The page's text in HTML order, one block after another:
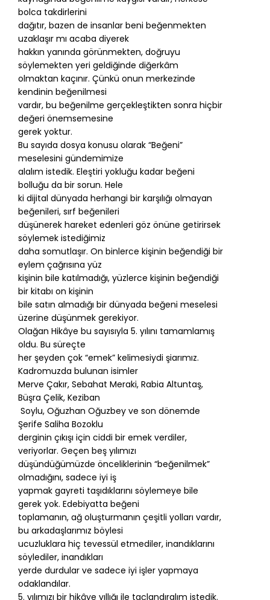
bolca takdirlerini
dağıtır, bazen de insanlar beni beğenmekten
uzaklaşır mı acaba diyerek
hakkın yanında görünmekten, doğruyu
söylemekten yeri geldiğinde diğerkâm
olmaktan kaçınır. Çünkü onun merkezinde
kendinin beğenilmesi
vardır, bu beğenilme gerçekleştikten sonra hiçbir
değeri önemsemesine
gerek yoktur.
Bu sayıda dosya konusu olarak “Beğeni”
meselesini gündemimize
alalım istedik. Eleştiri yokluğu kadar beğeni
bolluğu da bir sorun. Hele
ki dijital dünyada herhangi bir karşılığı olmayan
beğenileri, sırf beğenileri
düşünerek hareket edenleri göz önüne getirirsek
söylemek istediğimiz
daha somutlaşır. On binlerce kişinin beğendiği bir
eylem çağrısına yüz
kişinin bile katılmadığı, yüzlerce kişinin beğendiği
bir kitabı on kişinin
bile satın almadığı bir dünyada beğeni meselesi
üzerine düşünmek gerekiyor.
Olağan Hikâye bu sayısıyla 5. yılını tamamlamış
oldu. Bu süreçte
her şeyden çok “emek” kelimesiydi şiarımız.
Kadromuzda bulunan isimler
Merve Çakır, Sebahat Meraki, Rabia Altuntaş,
Büşra Çelik, Keziban
Soylu, Oğuzhan Oğuzbey ve son dönemde
Şerife Saliha Bozoklu
derginin çıkışı için ciddi bir emek verdiler,
veriyorlar. Geçen beş yılımızı
düşündüğümüzde önceliklerinin “beğenilmek”
olmadığını, sadece iyi iş
yapmak gayreti taşıdıklarını söylemeye bile
gerek yok. Edebiyatta beğeni
toplamanın, ağ oluşturmanın çeşitli yolları vardır,
bu arkadaşlarımız böylesi
ucuzluklara hiç tevessül etmediler, inandıklarını
söylediler, inandıkları
yerde durdular ve sadece iyi işler yapmaya
odaklandılar.
5. yılımızı bir hikâye yıllığı ile taçlandıralım istedik.